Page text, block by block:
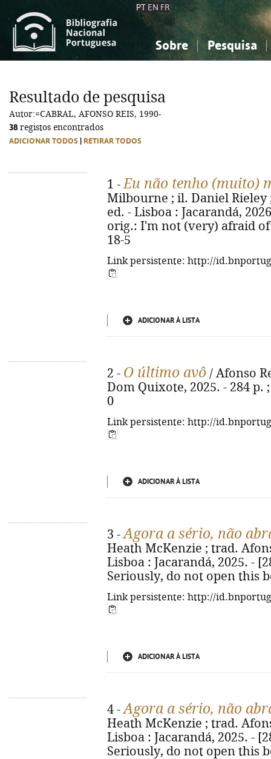
PT EN FR
Sobre Pesquisa
Ciências sociais...
Ciências sociais...
Resultado de pesquisa
Autor:=CABRAL, AFONSO REIS, 1990-
38 registos encontrados
ADICIONAR TODOS RETIRAR TODOS
1 -Eu não tenho (muito)
Milbourne ; il. Daniel Rieley
ed. - Lisboa : Jacarandá,
orig.: I'm not (very) afraid of
18-5
Link persistente: http://
ADICIONAR À LISTA
2 - O último avô / Afonso
Dom Quixote, 2025. - 284 p.
0
Link persistente: http://
ADICIONAR À LISTA
3 -Agora a sério, não
Heath McKenzie ; trad.
Lisboa : Jacarandá, 2025. -
Seriously, do not open this
Link persistente: http://
ADICIONAR À LISTA
4 -Agora a sério, não
Heath McKenzie ; trad.
Lisboa : Jacarandá, 2025. -
Seriously, do not open this